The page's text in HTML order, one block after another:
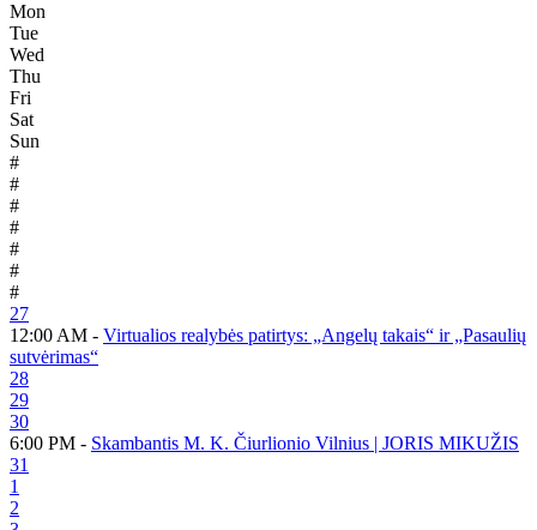
Mon
Tue
Wed
Thu
Fri
Sat
Sun
#
#
#
#
#
#
#
27
12:00 AM - Virtualios realybės patirtys: „Angelų takais“ ir „Pasaulių
sutvėrimas“
28
29
30
6:00 PM - Skambantis M. K. Čiurlionio Vilnius | JORIS MIKUŽIS
31
1
2